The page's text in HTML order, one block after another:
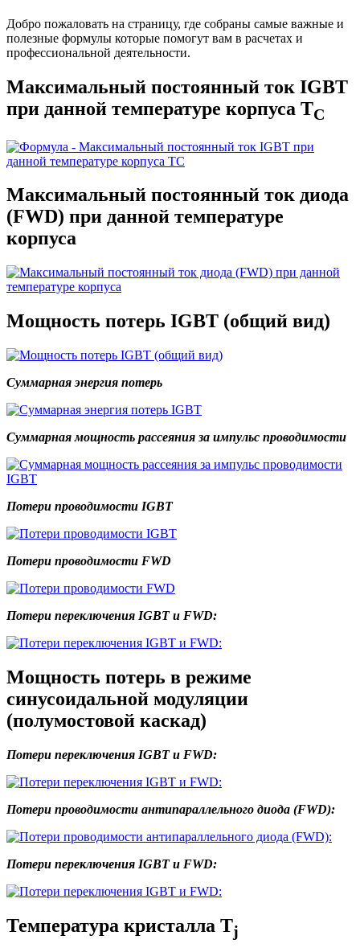
Добро пожаловать на страницу, где собраны самые важные и
полезные формулы которые помогут вам в расчетах и
профессиональной деятельности.
Максимальный постоянный ток IGBT
при данной температуре корпуса TC
Максимальный постоянный ток диода
(FWD) при данной температуре
корпуса
Мощность потерь IGBT (общий вид)
Суммарная энергия потерь
Суммарная мощность рассеяния за импульс проводимости
Потери проводимости IGBT
Потери проводимости FWD
Потери переключения IGBT и FWD:
Мощность потерь в режиме
синусоидальной модуляции
(полумостовой каскад)
Потери переключения IGBT и FWD:
Потери проводимости антипараллельного диода (FWD):
Потери переключения IGBT и FWD:
Температура кристалла Tj